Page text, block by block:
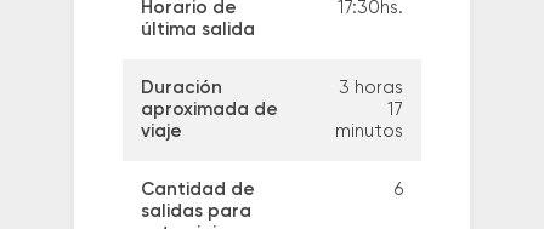
Horario de
última salida
17:30hs.
Duración
aproximada de
viaje
3 horas
17
minutos
Cantidad de
salidas para
6